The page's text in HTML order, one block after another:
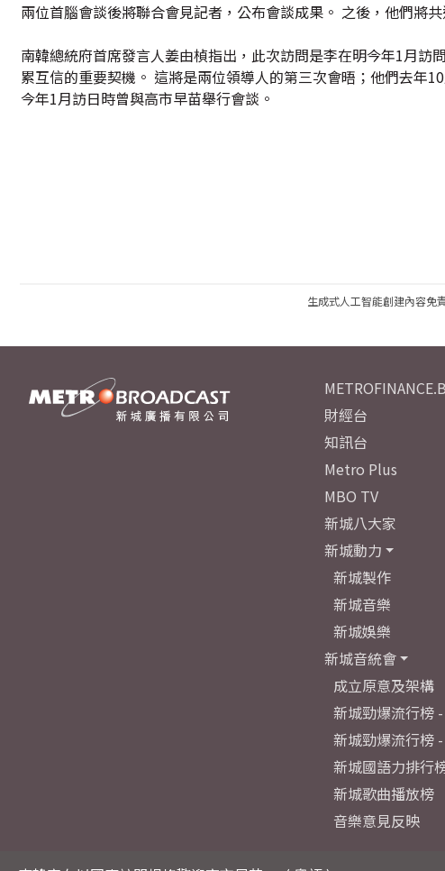
兩位首腦會談後將聯合會見記者，公布會談成果。 之後，他們將
南韓總統府首席發言人姜由楨指出，此次訪問是李在明今年1月
累互信的重要契機。 這將是兩位領導人的第三次會晤；他們去年
今年1月訪日時曾與高市早苗舉行會談。
生成式人工智能創建內容免
財經台
知訊台
Metro Plus
MBO TV
新城八大家
新城動力
新城製作
新城音樂
新城娛樂
新城音統會
成立原意及架構
新城勁爆流行榜
新城勁爆流行榜
新城國語力排行
新城歌曲播放榜
音樂意見反映